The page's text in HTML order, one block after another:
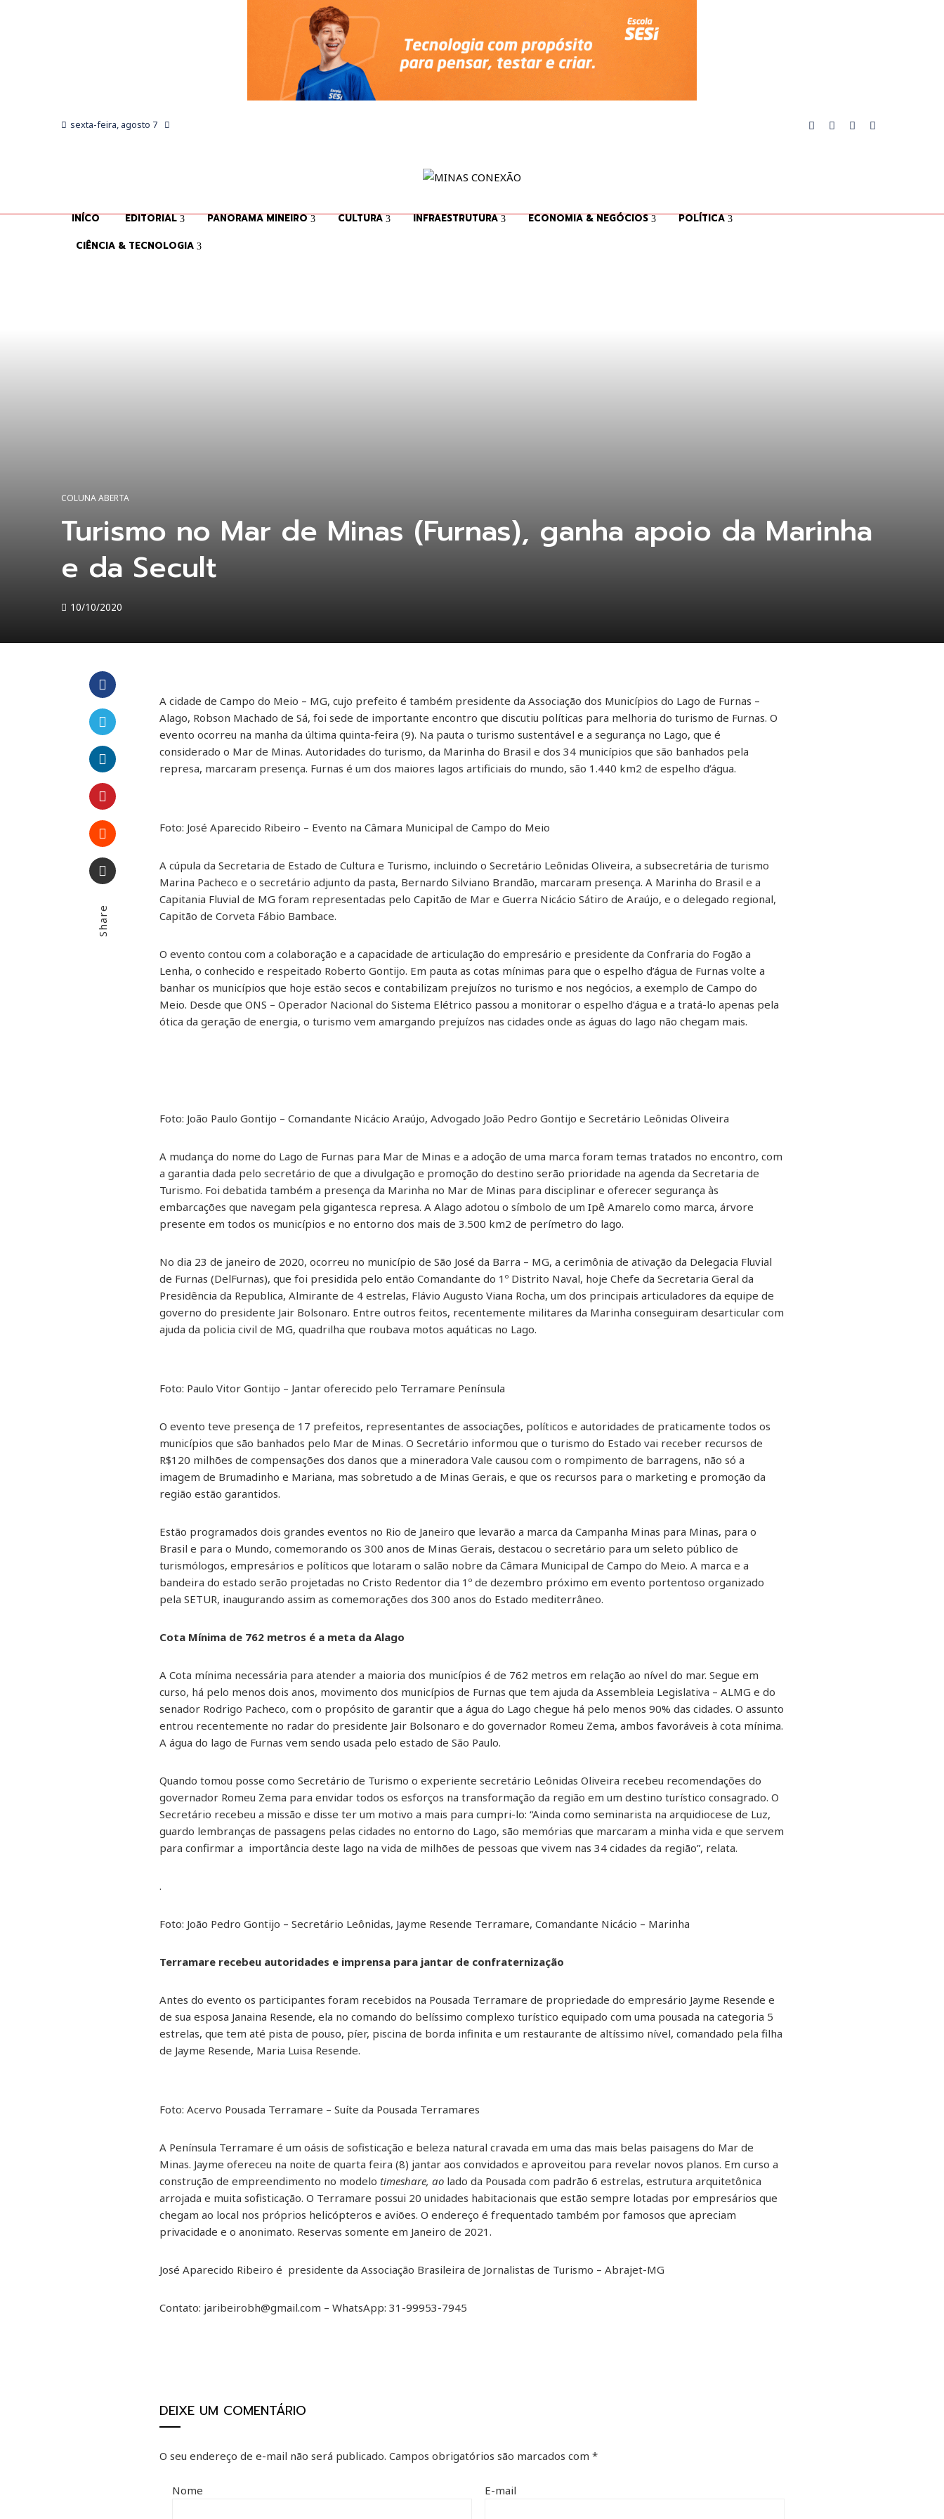
sexta-feira, agosto 7
INÍCO EDITORIAL PANORAMA MINEIRO CULTURA INFRAESTRUTURA ECONOMIA & NEGÓCIOS POLÍTICA
CIÊNCIA & TECNOLOGIA
COLUNA ABERTA
Turismo no Mar de Minas (Furnas), ganha apoio da Marinha
e da Secult
10/10/2020
Facebook
Twitter
LinkedIn
Pinterest
Stumbleupon
Share
A cidade de Campo do Meio – MG, cujo prefeito é também presidente da Associação dos Municípios do Lago de Furnas –
Alago, Robson Machado de Sá, foi sede de importante encontro que discutiu políticas para melhoria do turismo de Furnas. O
evento ocorreu na manha da última quinta-feira (9). Na pauta o turismo sustentável e a segurança no Lago, que é
considerado o Mar de Minas. Autoridades do turismo, da Marinha do Brasil e dos 34 municípios que são banhados pela
represa, marcaram presença. Furnas é um dos maiores lagos artificiais do mundo, são 1.440 km2 de espelho d’água.
Foto: José Aparecido Ribeiro – Evento na Câmara Municipal de Campo do Meio
A cúpula da Secretaria de Estado de Cultura e Turismo, incluindo o Secretário Leônidas Oliveira, a subsecretária de turismo
Marina Pacheco e o secretário adjunto da pasta, Bernardo Silviano Brandão, marcaram presença. A Marinha do Brasil e a
Capitania Fluvial de MG foram representadas pelo Capitão de Mar e Guerra Nicácio Sátiro de Araújo, e o delegado regional,
Capitão de Corveta Fábio Bambace.
O evento contou com a colaboração e a capacidade de articulação do empresário e presidente da Confraria do Fogão a
Lenha, o conhecido e respeitado Roberto Gontijo. Em pauta as cotas mínimas para que o espelho d’água de Furnas volte a
banhar os municípios que hoje estão secos e contabilizam prejuízos no turismo e nos negócios, a exemplo de Campo do
Meio. Desde que ONS – Operador Nacional do Sistema Elétrico passou a monitorar o espelho d’água e a tratá-lo apenas pela
ótica da geração de energia, o turismo vem amargando prejuízos nas cidades onde as águas do lago não chegam mais.
Foto: João Paulo Gontijo – Comandante Nicácio Araújo, Advogado João Pedro Gontijo e Secretário Leônidas Oliveira
A mudança do nome do Lago de Furnas para Mar de Minas e a adoção de uma marca foram temas tratados no encontro, com
a garantia dada pelo secretário de que a divulgação e promoção do destino serão prioridade na agenda da Secretaria de
Turismo. Foi debatida também a presença da Marinha no Mar de Minas para disciplinar e oferecer segurança às
embarcações que navegam pela gigantesca represa. A Alago adotou o símbolo de um Ipê Amarelo como marca, árvore
presente em todos os municípios e no entorno dos mais de 3.500 km2 de perímetro do lago.
No dia 23 de janeiro de 2020, ocorreu no município de São José da Barra – MG, a cerimônia de ativação da Delegacia Fluvial
de Furnas (DelFurnas), que foi presidida pelo então Comandante do 1º Distrito Naval, hoje Chefe da Secretaria Geral da
Presidência da Republica, Almirante de 4 estrelas, Flávio Augusto Viana Rocha, um dos principais articuladores da equipe de
governo do presidente Jair Bolsonaro. Entre outros feitos, recentemente militares da Marinha conseguiram desarticular com
ajuda da policia civil de MG, quadrilha que roubava motos aquáticas no Lago.
Foto: Paulo Vitor Gontijo – Jantar oferecido pelo Terramare Península
O evento teve presença de 17 prefeitos, representantes de associações, políticos e autoridades de praticamente todos os
municípios que são banhados pelo Mar de Minas. O Secretário informou que o turismo do Estado vai receber recursos de
R$120 milhões de compensações dos danos que a mineradora Vale causou com o rompimento de barragens, não só a
imagem de Brumadinho e Mariana, mas sobretudo a de Minas Gerais, e que os recursos para o marketing e promoção da
região estão garantidos.
Estão programados dois grandes eventos no Rio de Janeiro que levarão a marca da Campanha Minas para Minas, para o
Brasil e para o Mundo, comemorando os 300 anos de Minas Gerais, destacou o secretário para um seleto público de
turismólogos, empresários e políticos que lotaram o salão nobre da Câmara Municipal de Campo do Meio. A marca e a
bandeira do estado serão projetadas no Cristo Redentor dia 1º de dezembro próximo em evento portentoso organizado
pela SETUR, inaugurando assim as comemorações dos 300 anos do Estado mediterrâneo.
Cota Mínima de 762 metros é a meta da Alago
A Cota mínima necessária para atender a maioria dos municípios é de 762 metros em relação ao nível do mar. Segue em
curso, há pelo menos dois anos, movimento dos municípios de Furnas que tem ajuda da Assembleia Legislativa – ALMG e do
senador Rodrigo Pacheco, com o propósito de garantir que a água do Lago chegue há pelo menos 90% das cidades. O assunto
entrou recentemente no radar do presidente Jair Bolsonaro e do governador Romeu Zema, ambos favoráveis à cota mínima.
A água do lago de Furnas vem sendo usada pelo estado de São Paulo.
Quando tomou posse como Secretário de Turismo o experiente secretário Leônidas Oliveira recebeu recomendações do
governador Romeu Zema para envidar todos os esforços na transformação da região em um destino turístico consagrado. O
Secretário recebeu a missão e disse ter um motivo a mais para cumpri-lo: “Ainda como seminarista na arquidiocese de Luz,
guardo lembranças de passagens pelas cidades no entorno do Lago, são memórias que marcaram a minha vida e que servem
para confirmar a importância deste lago na vida de milhões de pessoas que vivem nas 34 cidades da região”, relata.
.
Foto: João Pedro Gontijo – Secretário Leônidas, Jayme Resende Terramare, Comandante Nicácio – Marinha
Terramare recebeu autoridades e imprensa para jantar de confraternização
Antes do evento os participantes foram recebidos na Pousada Terramare de propriedade do empresário Jayme Resende e
de sua esposa Janaina Resende, ela no comando do belíssimo complexo turístico equipado com uma pousada na categoria 5
estrelas, que tem até pista de pouso, píer, piscina de borda infinita e um restaurante de altíssimo nível, comandado pela filha
de Jayme Resende, Maria Luisa Resende.
Foto: Acervo Pousada Terramare – Suíte da Pousada Terramares
A Península Terramare é um oásis de sofisticação e beleza natural cravada em uma das mais belas paisagens do Mar de
Minas. Jayme ofereceu na noite de quarta feira (8) jantar aos convidados e aproveitou para revelar novos planos. Em curso a
construção de empreendimento no modelotimeshare, ao lado da Pousada com padrão 6 estrelas, estrutura arquitetônica
arrojada e muita sofisticação. O Terramare possui 20 unidades habitacionais que estão sempre lotadas por empresários que
chegam ao local nos próprios helicópteros e aviões. O endereço é frequentado também por famosos que apreciam
privacidade e o anonimato. Reservas somente em Janeiro de 2021.
José Aparecido Ribeiro é presidente da Associação Brasileira de Jornalistas de Turismo – Abrajet-MG
Contato: jaribeirobh@gmail.com – WhatsApp: 31-99953-7945
DEIXE UM COMENTÁRIO
O seu endereço de e-mail não será publicado. Campos obrigatórios são marcados com*
Nome E-mail